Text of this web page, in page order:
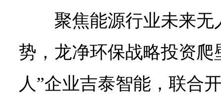
聚焦能源行业未来
势，龙净环保战略投资爬
人”企业吉泰智能，联合